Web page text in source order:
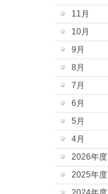
11月
10月
9月
8月
7月
6月
5月
4月
2026年度
2025年度